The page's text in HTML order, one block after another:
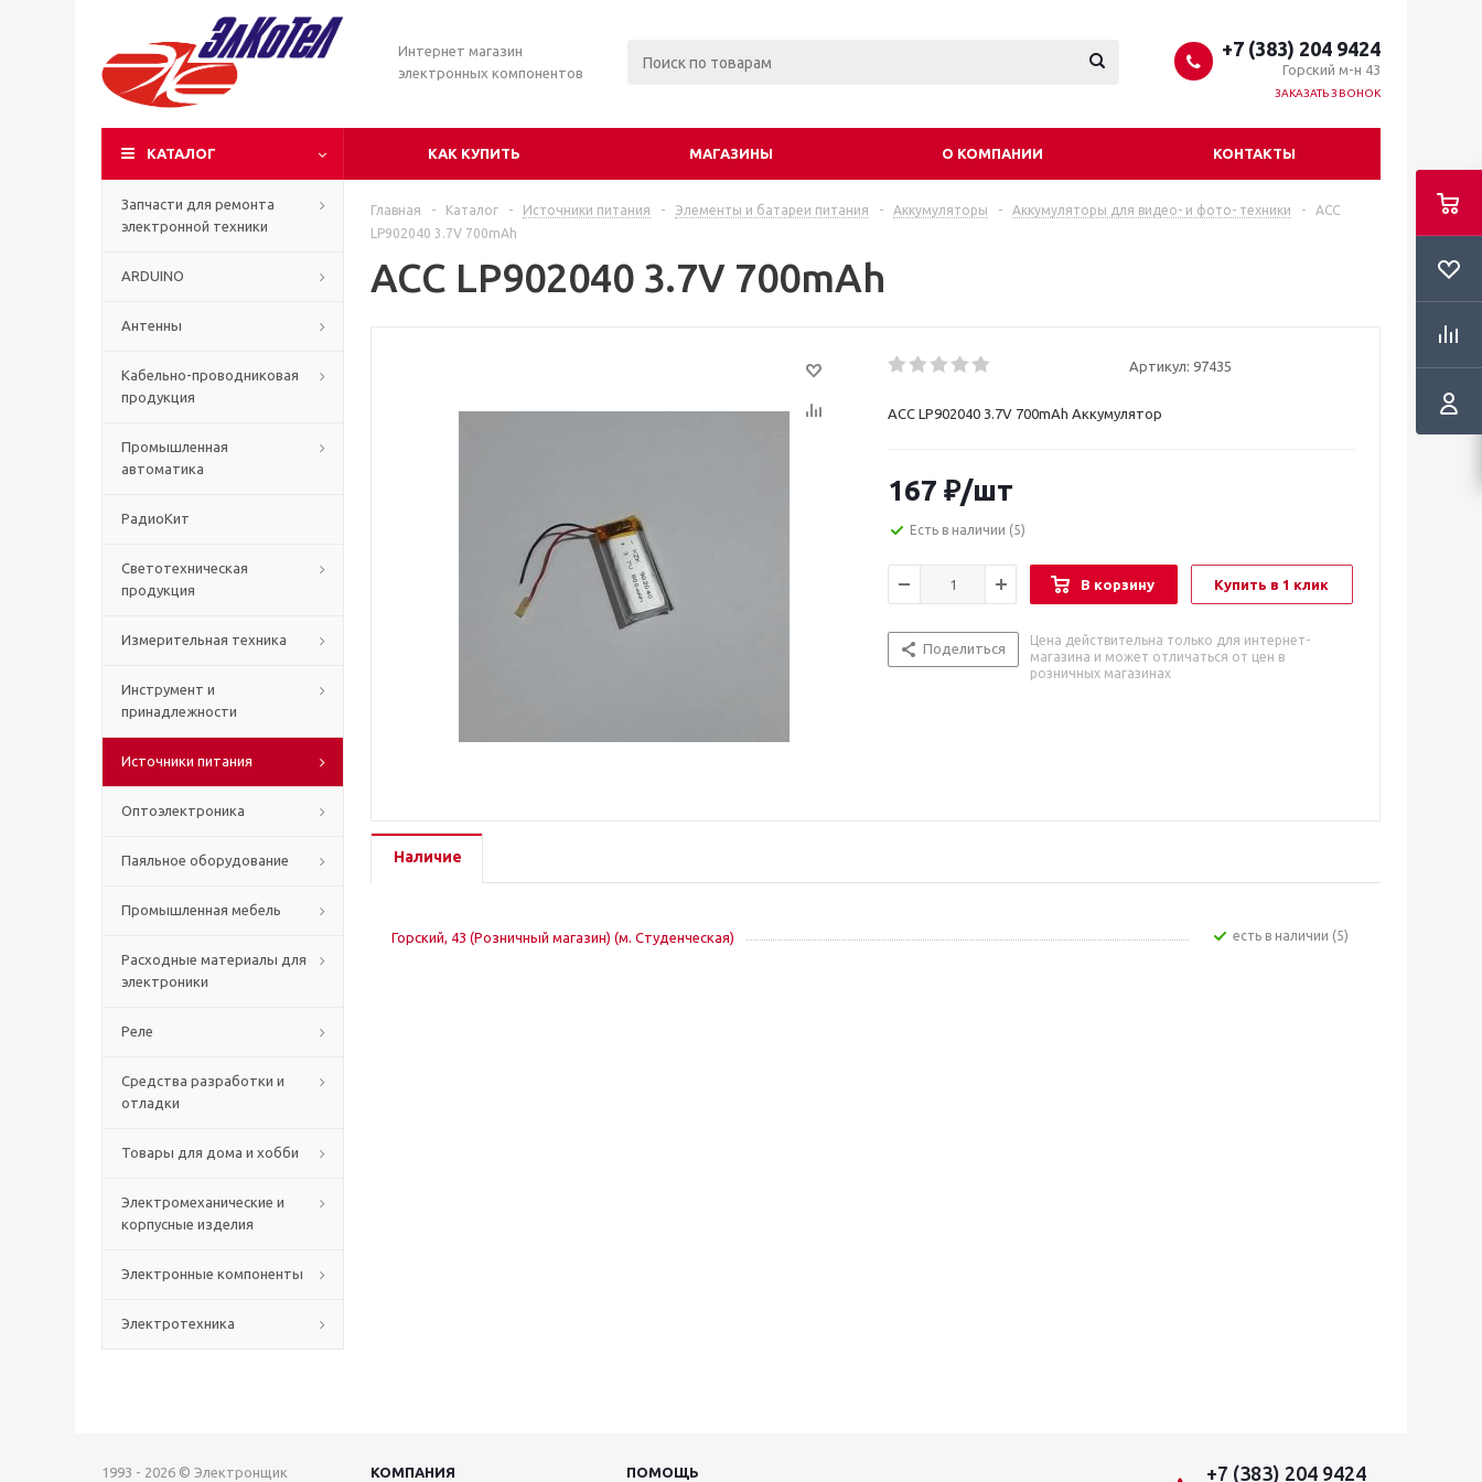
Интернет магазин
электронных компонентов
+7 (383) 204 9424
Горский м-н 43
ЗАКАЗАТЬ ЗВОНОК
КАТАЛОГ КАК КУПИТЬ МАГАЗИНЫ О КОМПАНИИ КОНТАКТЫ
Запчасти для ремонта
электронной техники
ARDUINO
Антенны
Кабельно-проводниковая
продукция
Промышленная
автоматика
РадиоКит
Светотехническая
продукция
Измерительная техника
Инструмент и
принадлежности
Источники питания
Оптоэлектроника
Паяльное оборудование
Промышленная мебель
Расходные материалы для
электроники
Реле
Средства разработки и
отладки
Товары для дома и хобби
Электромеханические и
корпусные изделия
Электронные компоненты
Электротехника
Главная - Каталог - Источники питания - Элементы и батареи питания - Аккумуляторы - Аккумуляторы для видео- и фото- техники -
ACC
LP902040 3.7V 700mAh
ACC LP902040 3.7V 700mAh
Артикул: 97435
ACC LP902040 3.7V 700mAh Аккумулятор
167 ₽/шт
Есть в наличии (5)
В корзину Купить в 1 клик
Поделиться
Цена действительна только для интернет-
магазина и может отличаться от цен в
розничных магазинах
Наличие
Горский, 43 (Розничный магазин) (м. Студенческая) Есть в наличии (5)
1993 - 2026 © Электронщик КОМПАНИЯ ПОМОЩЬ +7 (383) 204 9424